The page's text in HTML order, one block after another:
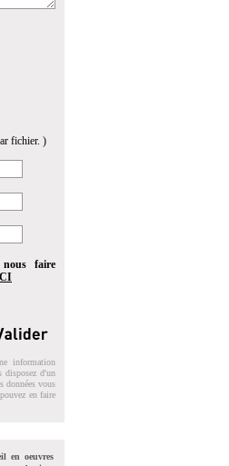
fichier. )
faire
information
disposez d'un
données vous
en faire
en oeuvres